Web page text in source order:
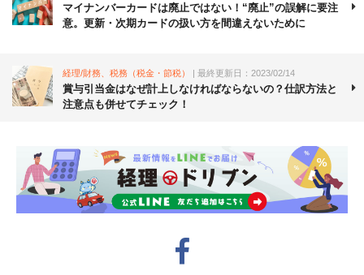
マイナンバーカードは廃止ではない！“廃止”の誤解に要注
意。更新・次期カードの扱い方を間違えないために
経理/財務、税務（税金・節税） | 最終更新日：2023/02/14
賞与引当金はなぜ計上しなければならないの？仕訳方法と
注意点も併せてチェック！